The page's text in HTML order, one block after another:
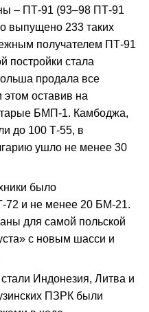
– ПТ-91 (93–98 ПТ-91
выпущено 233 таких
получателем ПТ-91
постройки стала
продала все
оставив на
БМП-1. Камбоджа,
до 100 Т-55, в
ушло не менее 30
было
72 и не менее 20 БМ-21.
для самой польской
с новым шасси и
Индонезия, Литва и
ПЗРК были